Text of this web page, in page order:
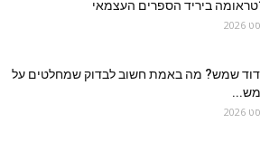
ביריד הספרים העצמאי
דוד שמש? מה באמת חשוב לבדוק שמחלטים על